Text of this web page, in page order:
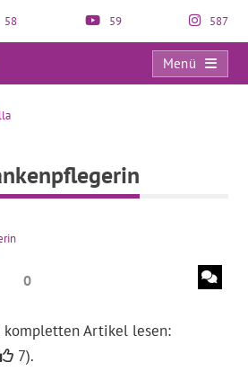
58 59 587
Menü
Krankenpflegerin
0
kompletten Artikel lesen:
7).